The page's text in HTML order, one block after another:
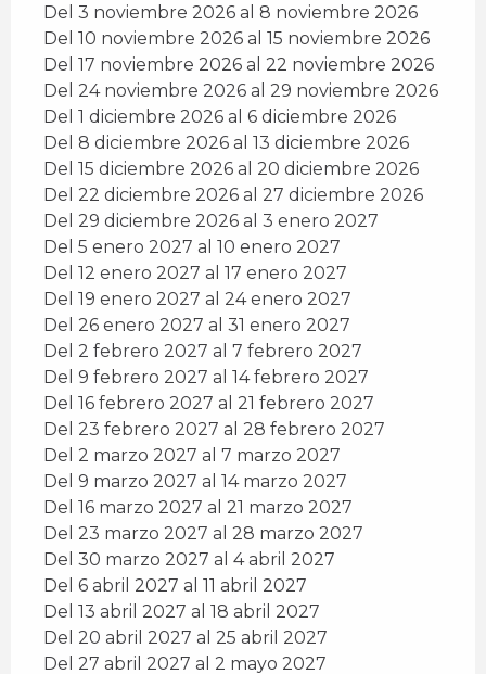
Del 3 noviembre 2026 al 8 noviembre 2026
Del 10 noviembre 2026 al 15 noviembre 2026
Del 17 noviembre 2026 al 22 noviembre 2026
Del 24 noviembre 2026 al 29 noviembre 2026
Del 1 diciembre 2026 al 6 diciembre 2026
Del 8 diciembre 2026 al 13 diciembre 2026
Del 15 diciembre 2026 al 20 diciembre 2026
Del 22 diciembre 2026 al 27 diciembre 2026
Del 29 diciembre 2026 al 3 enero 2027
Del 5 enero 2027 al 10 enero 2027
Del 12 enero 2027 al 17 enero 2027
Del 19 enero 2027 al 24 enero 2027
Del 26 enero 2027 al 31 enero 2027
Del 2 febrero 2027 al 7 febrero 2027
Del 9 febrero 2027 al 14 febrero 2027
Del 16 febrero 2027 al 21 febrero 2027
Del 23 febrero 2027 al 28 febrero 2027
Del 2 marzo 2027 al 7 marzo 2027
Del 9 marzo 2027 al 14 marzo 2027
Del 16 marzo 2027 al 21 marzo 2027
Del 23 marzo 2027 al 28 marzo 2027
Del 30 marzo 2027 al 4 abril 2027
Del 6 abril 2027 al 11 abril 2027
Del 13 abril 2027 al 18 abril 2027
Del 20 abril 2027 al 25 abril 2027
Del 27 abril 2027 al 2 mayo 2027